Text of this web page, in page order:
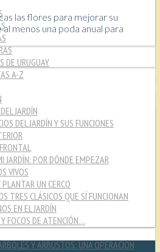
DE URUGUAY
A-Z
JARDÍN
DEL JARDÍN Y SUS FUNCIONES
FRONTAL
JARDÍN: POR DÓNDE EMPEZAR
VIVOS
PLANTAR UN CERCO
TRES CLÁSICOS QUE SÍ FUNCIONAN
EN EL JARDÍN
FOCOS DE ATENCIÓN…
Y ARBUSTOS: UNA OPERACIÓN
las flores para mejorar su
menos una poda anual para